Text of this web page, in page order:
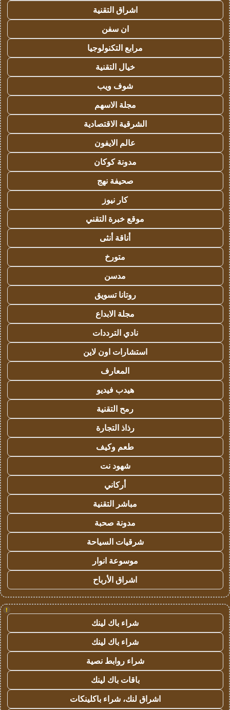
اشراق التقنية
ان سفن
مرابع التكنولوجيا
خيال التقنية
شوف ويب
مجلة الاسهم
الشرقية الاقتصادية
عالم الايفون
مدونة كوكان
صحيفة نهج
كار نيوز
موقع خبرة التقني
أناقة أنثى
متورخ
مدسن
روتانا تسويق
مجلة الابداع
نادي الترددات
استشارات اون لاين
المعارف
هيدب فيديو
رمح التقنية
رذاذ التجارة
طعم وكيف
شهود نت
أركاني
مباشر التقنية
مدونة صحبة
شرقيات السياحة
موسوعة انوار
اشراق الأرباح
!
شراء باك لينك
شراء باك لينك
شراء روابط نصية
باقات باك لينك
اشراق لنك، شراء باكلينكات